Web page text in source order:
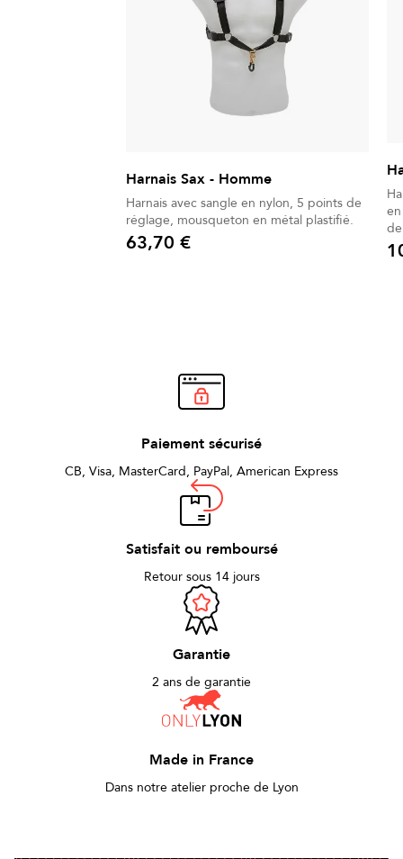
Harnais Sax - Homme
Harnais avec sangle en nylon, 5 points de
réglage, mousqueton en métal plastifié.
Prix
63,70 €
Prix
Paiement sécurisé
CB, Visa, MasterCard, PayPal, American Express
Satisfait ou remboursé
Retour sous 14 jours
Garantie
2 ans de garantie
Made in France
Dans notre atelier proche de Lyon